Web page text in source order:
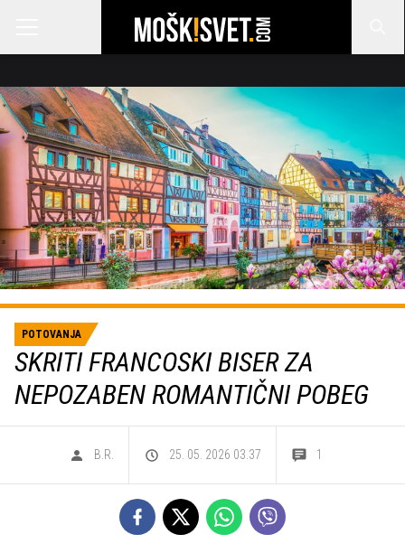
POTOVANJA
SKRITI FRANCOSKI BISER ZA
NEPOZABEN ROMANTIČNI POBEG
B.R. 25. 05. 2026 03.37 1